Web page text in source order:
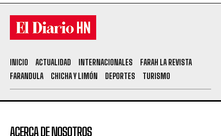
INICIO ACTUALIDAD INTERNACIONALES
FARAH LA REVISTA
FARANDULA
CHICHA Y LIMÓN DEPORTES TURISMO
ACERCA DE NOSOTROS